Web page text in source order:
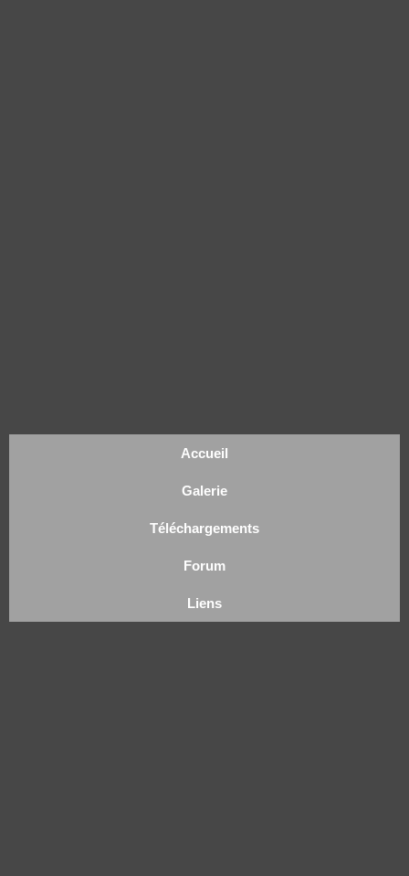
Accueil
Galerie
Téléchargements
Forum
Liens